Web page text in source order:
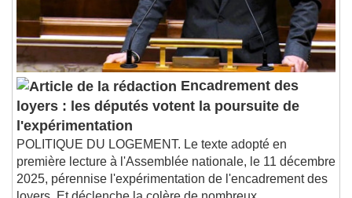
subtitles settings, opens subtitles
settings dialog
subtitles off, selected
Audio Track
Picture-in-Picture
Fullscreen
This is a modal window.
Beginning of dialog window. Escape will cancel
and close the window.
Text
Encadrement des
loyers : les députés votent la poursuite de
l'expérimentation
POLITIQUE DU LOGEMENT. Le texte adopté en
première lecture à l'Assemblée nationale, le 11 décembre
2025, pérennise l'expérimentation de l'encadrement des